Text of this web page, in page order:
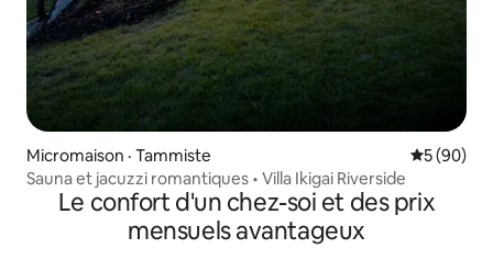
Micromaison · Tammiste Note
5 (90)
Sauna et jacuzzi romantiques • Villa Ikigai Riverside
Le confort d'un chez-soi et des prix
mensuels avantageux